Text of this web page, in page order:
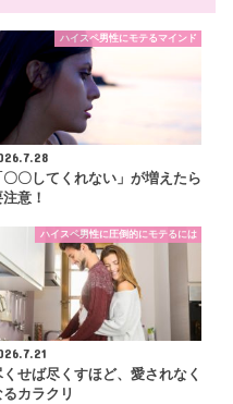
ハイスペ男性にモテるマインド
〇〇してくれない」が増えたら
意！
ハイスペ男性に圧倒的にモテるには
くせば尽くすほど、愛されなく
るカラクリ